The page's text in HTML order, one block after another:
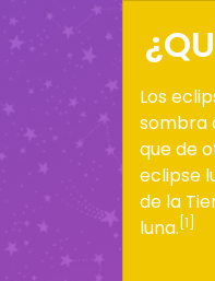
Los
sombra
que de
eclipse
de la
luna. [1]